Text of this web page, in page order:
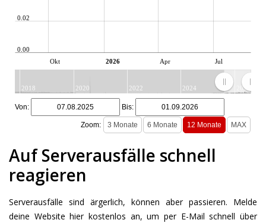
Okt 2026 Apr Jul
0.00
0.02
2018 2020 2022 2024 2026
JS chart by amCharts
Von: Bis:
Zoom:
Auf Serverausfälle schnell
reagieren
Serverausfälle sind ärgerlich, können aber passieren. Melde
deine Website hier kostenlos an, um per E-Mail schnell über